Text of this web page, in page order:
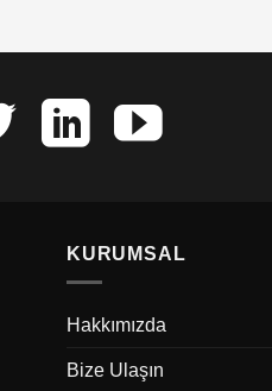
KURUMSAL
Hakkımızda
Bize Ulaşın